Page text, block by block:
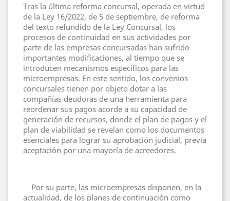
Tras la última reforma concursal, operada en virtud
de la Ley 16/2022, de 5 de septiembre, de reforma
del texto refundido de la Ley Concursal, los
procesos de continuidad en sus actividades por
parte de las empresas concursadas han sufrido
importantes modificaciones, al tiempo que se
introducen mecanismos específicos para las
microempresas. En este sentido, los convenios
concursales tienen por objeto dotar a las
compañías deudoras de una herramienta para
reordenar sus pagos acorde a su capacidad de
generación de recursos, donde el plan de pagos y el
plan de viabilidad se revelan como los documentos
esenciales para lograr su aprobación judicial, previa
aceptación por una mayoría de acreedores.
Por su parte, las microempresas disponen, en la
actualidad, de los planes de continuación como